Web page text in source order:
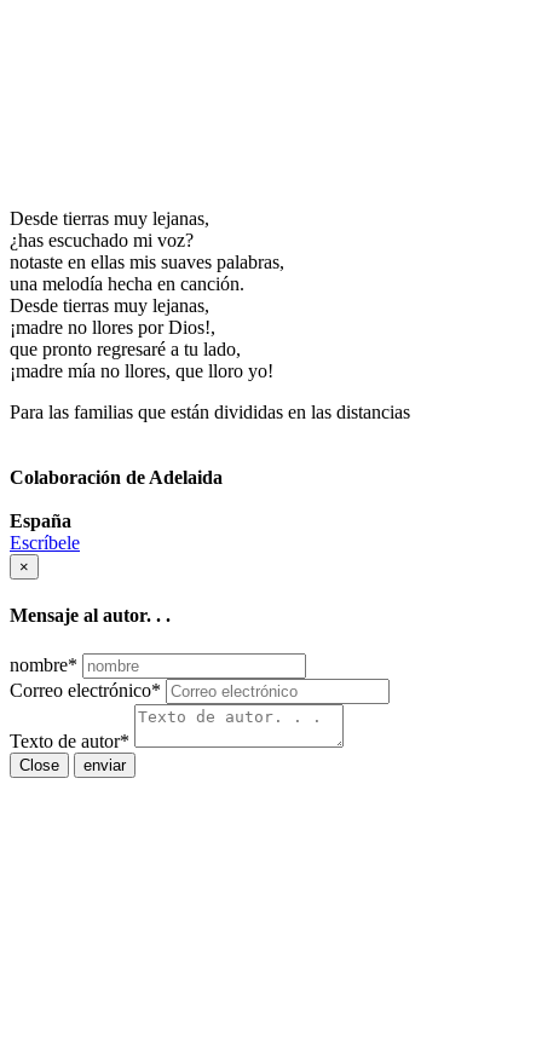
Desde tierras muy lejanas,
¿has escuchado mi voz?
notaste en ellas mis suaves palabras,
una melodía hecha en canción.
Desde tierras muy lejanas,
¡madre no llores por Dios!,
que pronto regresaré a tu lado,
¡madre mía no llores, que lloro yo!
Para las familias que están divididas en las distancias
Colaboración de Adelaida
España
Escríbele
×
Mensaje al autor. . .
nombre*
Correo electrónico*
Texto de autor*
Close enviar